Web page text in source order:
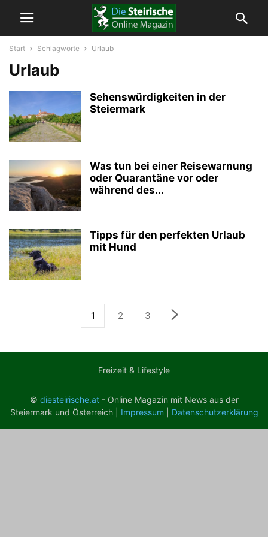
Start Schlagworte Urlaub
Urlaub
Sehenswürdigkeiten in der
Steiermark
Was tun bei einer Reisewarnung
oder Quarantäne vor oder
während des...
Tipps für den perfekten Urlaub
mit Hund
1 2 3
Freizeit & Lifestyle
© diesteirische.at- Online Magazin mit News aus der
Steiermark und Österreich | Impressum Datenschutzerklärung